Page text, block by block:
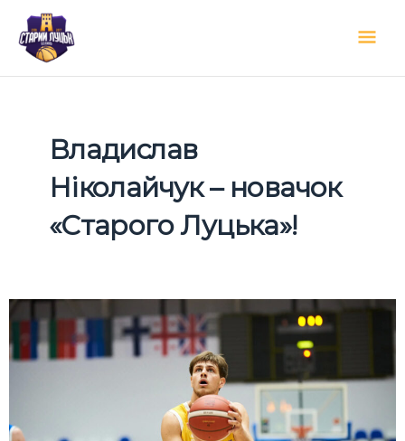
вмісту
Владислав
Ніколайчук – новачок
«Старого Луцька»!